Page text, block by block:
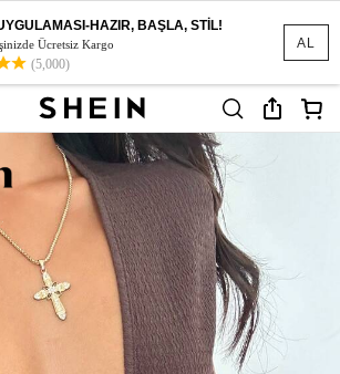
AL
HAZIR, BAŞLA, STİL!
Ücretsiz Kargo
(5,000)